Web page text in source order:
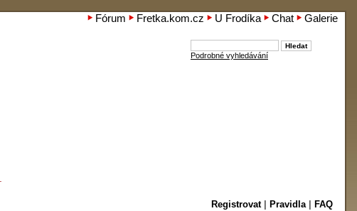
Fórum Fretka.kom.cz U Frodíka Chat Galerie
Podrobné vyhledávání
Registrovat| Pravidla| FAQ